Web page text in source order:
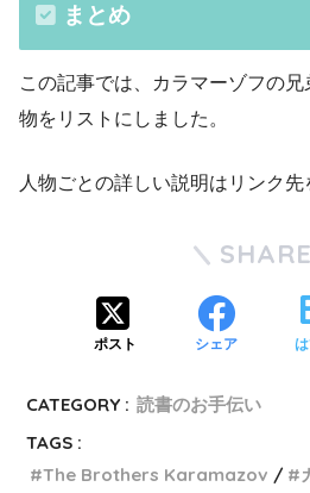
まとめ
この記事では、カラマーゾフの
物をリストにしました。
人物ごとの詳しい説明はリンク先
SHARE
ポスト シェア
CATEGORY : 読書のお手伝い
TAGS :
The Brothers Karamazov